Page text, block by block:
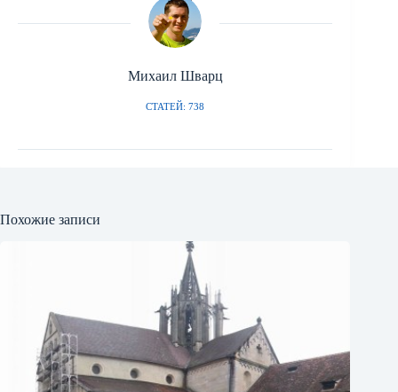
Михаил Шварц
СТАТЕЙ: 738
Похожие записи